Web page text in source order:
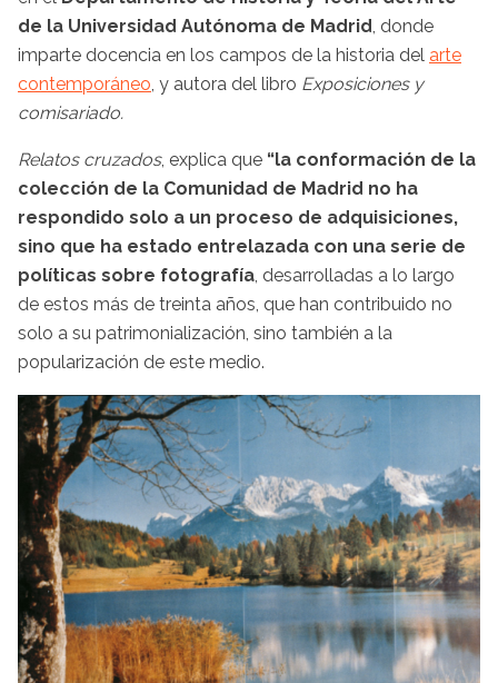
de la Universidad Autónoma de Madrid, donde
imparte docencia en los campos de la historia del arte
contemporáneo, y autora del libro Exposiciones y
comisariado.
Relatos cruzados, explica que “la conformación de la
colección de la Comunidad de Madrid no ha
respondido solo a un proceso de adquisiciones,
sino que ha estado entrelazada con una serie de
políticas sobre fotografía, desarrolladas a lo largo
de estos más de treinta años, que han contribuido no
solo a su patrimonialización, sino también a la
popularización de este medio.